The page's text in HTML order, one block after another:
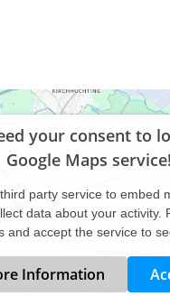
your consent to
Google Maps service!
party service to embed
data about your activity.
and accept the service to
Information